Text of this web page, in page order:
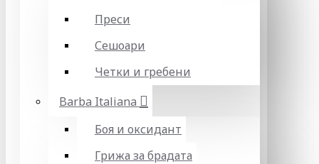
Преси
Сешоари
Четки и гребени
Barba Italiana
Боя и оксидант
Грижа за брадата